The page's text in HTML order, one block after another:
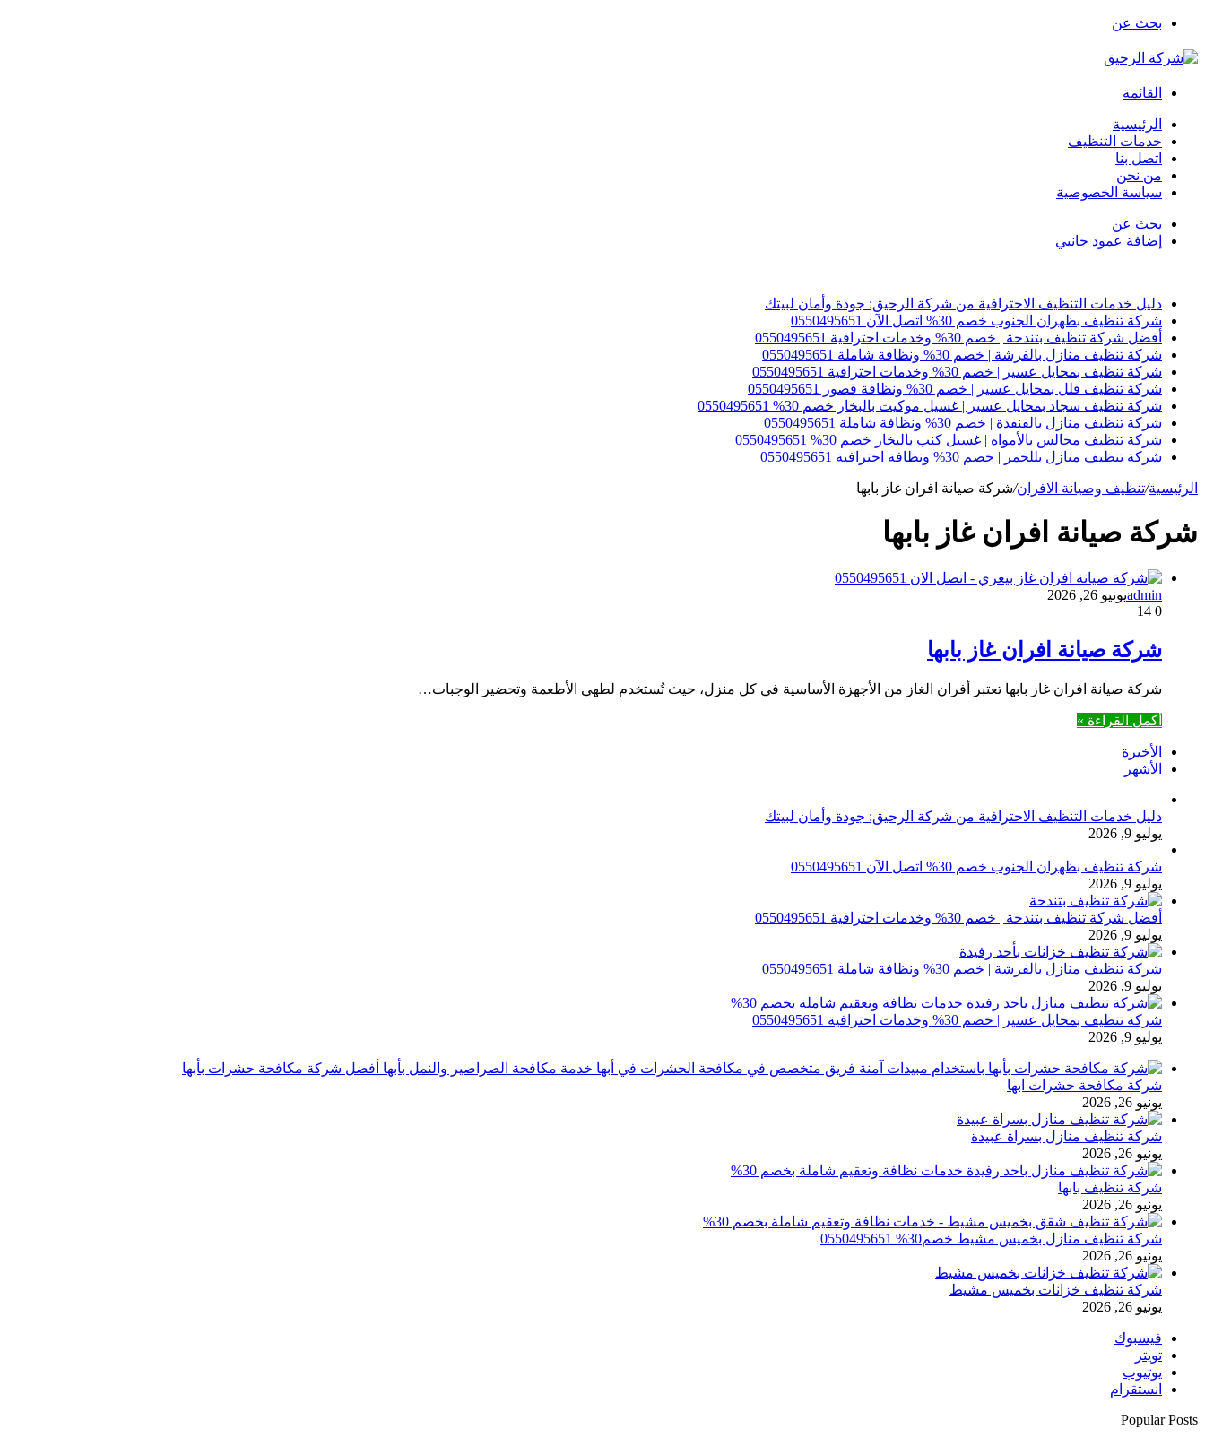
بحث عن
القائمة
الرئيسية
خدمات التنظيف
اتصل بنا
من نحن
سياسة الخصوصية
بحث عن
إضافة عمود جانبي
دليل خدمات التنظيف الاحترافية من شركة الرحيق: جودة وأمان لبيتك
شركة تنظيف بظهران الجنوب خصم 30% اتصل الآن 0550495651
أفضل شركة تنظيف بتندحة | خصم 30% وخدمات احترافية 0550495651
شركة تنظيف منازل بالفرشة | خصم 30% ونظافة شاملة 0550495651
شركة تنظيف بمحايل عسير | خصم 30% وخدمات احترافية 0550495651
شركة تنظيف فلل بمحايل عسير | خصم 30% ونظافة قصور 0550495651
شركة تنظيف سجاد بمحايل عسير | غسيل موكيت بالبخار خصم 30% 0550495651
شركة تنظيف منازل بالقنفذة | خصم 30% ونظافة شاملة 0550495651
شركة تنظيف مجالس بالأمواه | غسيل كنب بالبخار خصم 30% 0550495651
شركة تنظيف منازل بللحمر | خصم 30% ونظافة احترافية 0550495651
الرئيسية/تنظيف وصيانة الافران/شركة صيانة افران غاز بابها
شركة صيانة افران غاز بابها
adminيونيو 26, 2026
0
شركة صيانة افران غاز بابها
شركة صيانة افران غاز بابها تعتبر أفران الغاز من الأجهزة الأساسية في كل منزل، حيث تُستخدم لطهي الأطعمة وتحضير الوجبات…
أكمل القراءة »
الأخيرة
الأشهر
دليل خدمات التنظيف الاحترافية من شركة الرحيق: جودة وأمان لبيتك
يوليو 9, 2026
شركة تنظيف بظهران الجنوب خصم 30% اتصل الآن 0550495651
يوليو 9, 2026
أفضل شركة تنظيف بتندحة | خصم 30% وخدمات احترافية 0550495651
يوليو 9, 2026
شركة تنظيف منازل بالفرشة | خصم 30% ونظافة شاملة 0550495651
يوليو 9, 2026
شركة تنظيف بمحايل عسير | خصم 30% وخدمات احترافية 0550495651
يوليو 9, 2026
شركة مكافحة حشرات ابها
يونيو 26, 2026
شركة تنظيف منازل بسراة عبيدة
يونيو 26, 2026
شركة تنظيف بابها
يونيو 26, 2026
شركة تنظيف منازل بخميس مشيط خصم30% 0550495651
يونيو 26, 2026
شركة تنظيف خزانات بخميس مشيط
يونيو 26, 2026
فيسبوك
تويتر
يوتيوب
انستقرام
Popular Posts